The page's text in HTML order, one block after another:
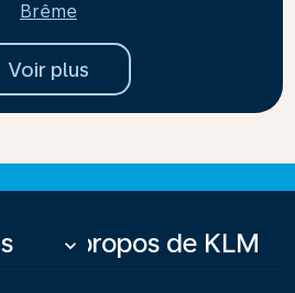
Brême
Voir plus
À propos de KLM
keyboard_arrow_down